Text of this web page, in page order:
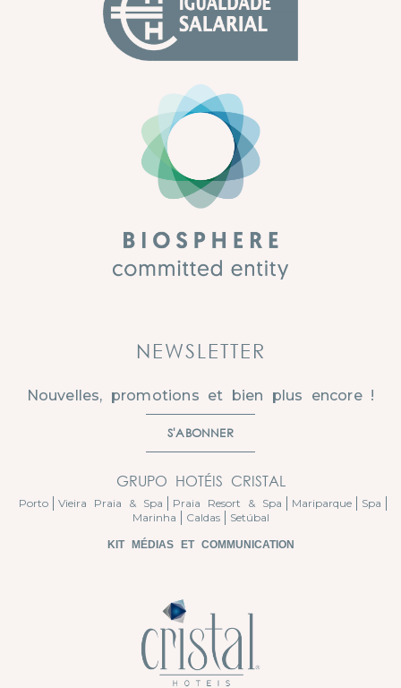
NEWSLETTER
Nouvelles, promotions et bien plus encore !
S'ABONNER
GRUPO HOTÉIS CRISTAL
Porto Vieira Praia & Spa Praia Resort & Spa Mariparque
Spa
Marinha
Caldas Setúbal
KIT MÉDIAS ET COMMUNICATION